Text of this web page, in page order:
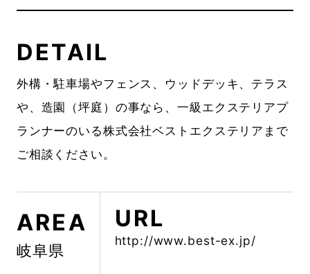
DETAIL
外構・駐車場やフェンス、ウッドデッキ、テラス
や、造園（坪庭）の事なら、一級エクステリアプ
ランナーのいる株式会社ベストエクステリアまで
ご相談ください。
AREA
岐阜県
URL
http://www.best-ex.jp/